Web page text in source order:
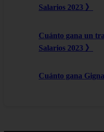
Salarios 2023 》
Cuánto gana un
Salarios 2023 》
Cuánto gana